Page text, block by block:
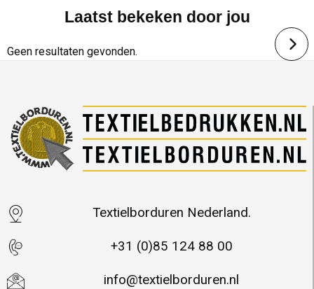
Minimale afname: 12
Laatst bekeken door jou
Geen resultaten gevonden.
Textielborduren Nederland.
+31 (0)85 124 88 00
info@textielborduren.nl